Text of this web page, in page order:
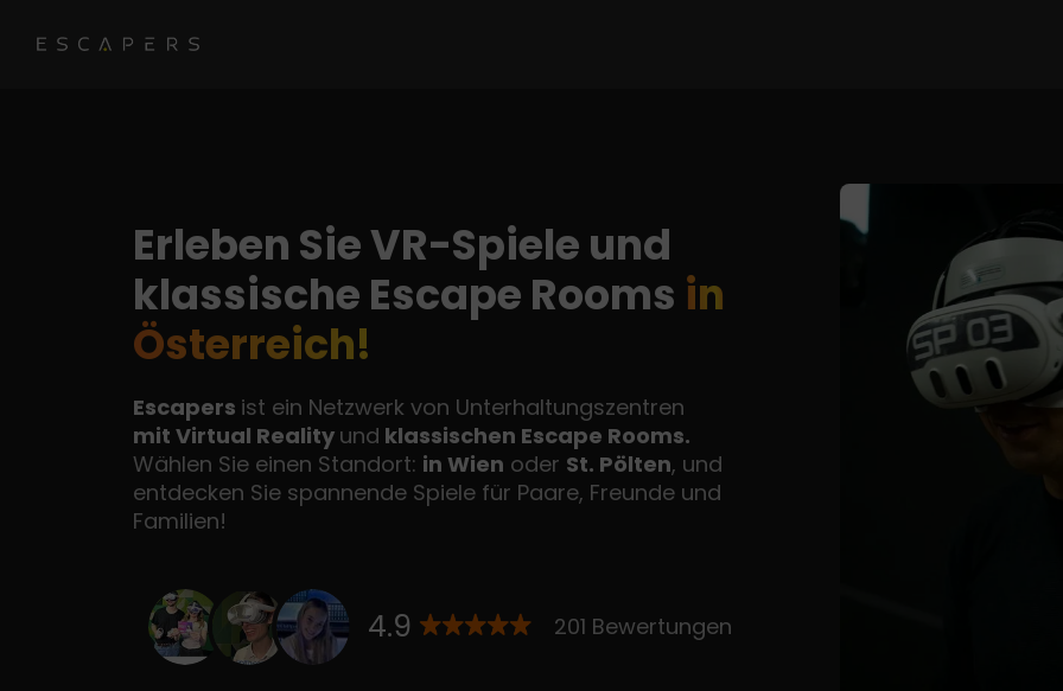
Erleben Sie VR-Spiele und
klassische Escape Rooms in
Österreich!
Escapers ist ein Netzwerk von Unterhaltungszentren
mit Virtual Reality und klassischen Escape Rooms.
Wählen Sie einen Standort: in Wien oder St. Pölten, und
entdecken Sie spannende Spiele für Paare, Freunde und
Familien!
4.9 201 Bewertungen